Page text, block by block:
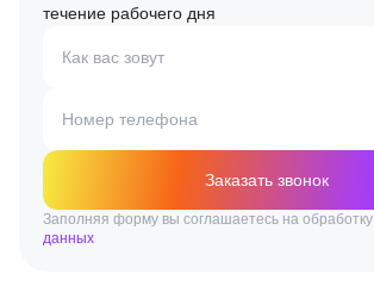
течение рабочего дня
Как вас зовут
Номер телефона
Заказать звонок
Заполняя форму вы соглашаетесь на обработку
данных